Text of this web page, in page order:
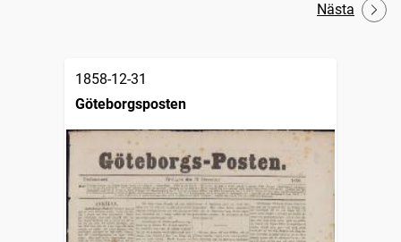
Nästa
1858-12-31
Göteborgsposten